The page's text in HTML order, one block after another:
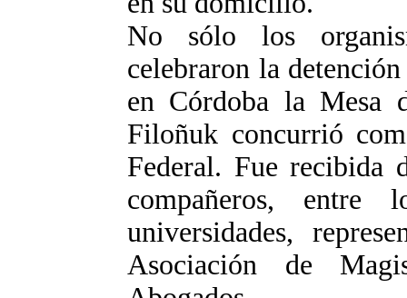
No sólo los
celebraron la
en Córdoba la Mesa
Filoñuk concurrió
Federal. Fue recibida
compañeros,
universidades,
Asociación de